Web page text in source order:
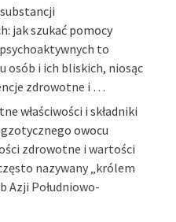
jak szukać pomocy
to
osób i ich bliskich, niosąc
zdrowotne i …
właściwości i składniki
owocu
zdrowotne i wartości
nazywany „królem
Azji Południowo-